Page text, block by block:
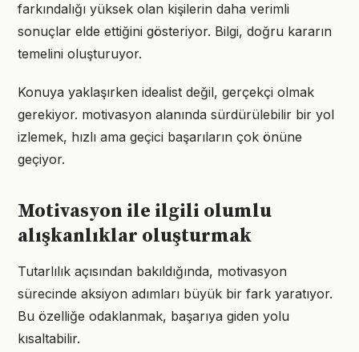
farkındalığı yüksek olan kişilerin daha verimli
sonuçlar elde ettiğini gösteriyor. Bilgi, doğru kararın
temelini oluşturuyor.
Konuya yaklaşırken idealist değil, gerçekçi olmak
gerekiyor. motivasyon alanında sürdürülebilir bir yol
izlemek, hızlı ama geçici başarıların çok önüne
geçiyor.
Motivasyon ile ilgili olumlu
alışkanlıklar oluşturmak
Tutarlılık açısından bakıldığında, motivasyon
sürecinde aksiyon adımları büyük bir fark yaratıyor.
Bu özelliğe odaklanmak, başarıya giden yolu
kısaltabilir.